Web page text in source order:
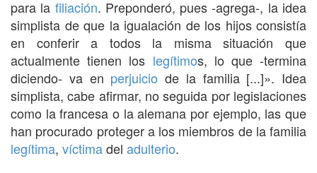
para la filiación. Preponderó, pues -agrega-, la idea
simplista de que la igualación de los hijos consistía
en conferir a todos la misma situación que
actualmente tienen los legítimos, lo que -termina
diciendo- va en perjuicio de la familia [...]». Idea
simplista, cabe afirmar, no seguida por legislaciones
como la francesa o la alemana por ejemplo, las que
han procurado proteger a los miembros de la familia
legítima, víctimadel adulterio.